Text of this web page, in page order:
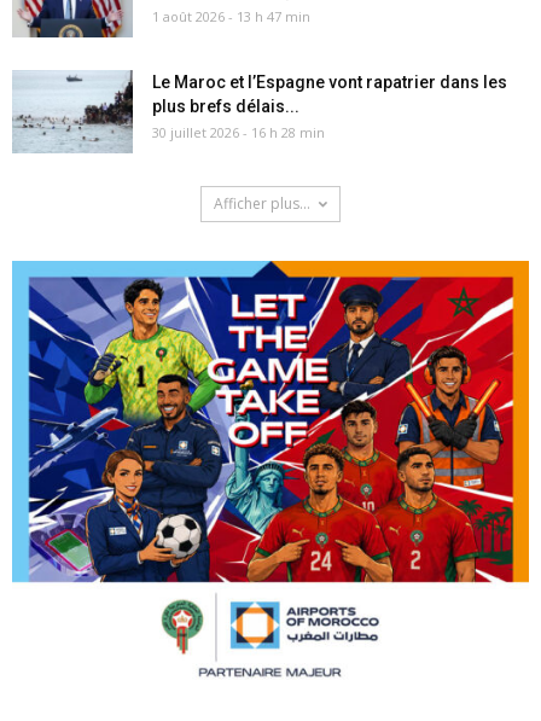
1 août 2026 - 13 h 47 min
Le Maroc et l’Espagne vont rapatrier dans les
plus brefs délais...
30 juillet 2026 - 16 h 28 min
Afficher plus...